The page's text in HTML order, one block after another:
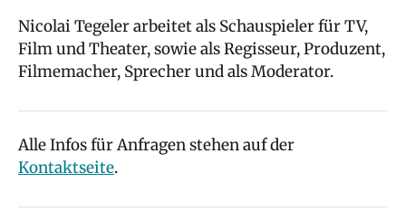
Nicolai Tegeler arbeitet als Schauspieler für TV,
Film und Theater, sowie als Regisseur, Produzent,
Filmemacher, Sprecher und als Moderator.
Alle Infos für Anfragen stehen auf der
Kontaktseite.